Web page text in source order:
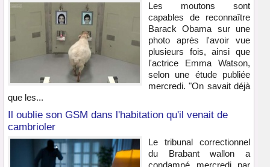
Les moutons sont
capables de reconnaître
Barack Obama sur une
photo après l'avoir vue
plusieurs fois, ainsi que
l'actrice Emma Watson,
selon une étude publiée
mercredi. "On savait déjà
que les...
Il oublie son GSM dans l'habitation qu'il venait de
cambrioler
Le tribunal correctionnel
du Brabant wallon a